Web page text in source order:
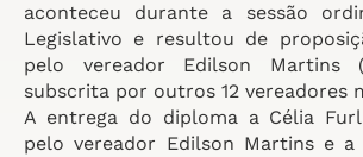
aconteceu durante a sessão
Legislativo e resultou de
pelo vereador Edilson Martins
subscrita por outros 12 vereadores
A entrega do diploma a Célia
pelo vereador Edilson Martins e a